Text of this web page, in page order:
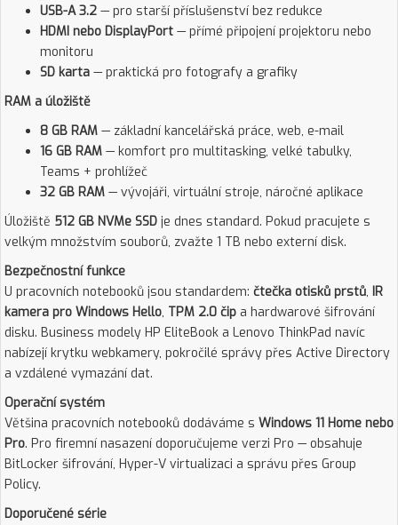
USB-A 3.2 — pro starší příslušenství bez redukce
HDMI nebo DisplayPort — přímé připojení projektoru nebo
monitoru
SD karta — praktická pro fotografy a grafiky
RAM a úložiště
8 GB RAM — základní kancelářská práce, web, e-mail
16 GB RAM — komfort pro multitasking, velké tabulky,
Teams + prohlížeč
32 GB RAM — vývojáři, virtuální stroje, náročné aplikace
Úložiště 512 GB NVMe SSD je dnes standard. Pokud pracujete s
velkým množstvím souborů, zvažte 1 TB nebo externí disk.
Bezpečnostní funkce
U pracovních notebooků jsou standardem: čtečka otisků prstů, IR
kamera pro Windows Hello, TPM 2.0 čip a hardwarové šifrování
disku. Business modely HP EliteBook a Lenovo ThinkPad navíc
nabízejí krytku webkamery, pokročilé správy přes Active Directory
a vzdálené vymazání dat.
Operační systém
Většina pracovních notebooků dodáváme s Windows 11 Home nebo
Pro. Pro firemní nasazení doporučujeme verzi Pro — obsahuje
BitLocker šifrování, Hyper-V virtualizaci a správu přes Group
Policy.
Doporučené série